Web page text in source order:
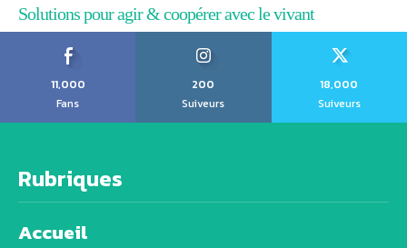
Solutions pour agir & coopérer avec le vivant
11,000
Fans
200
Suiveurs
18,000
Suiveurs
Rubriques
Accueil